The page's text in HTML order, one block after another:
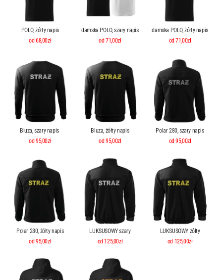
POLO, żółty napis
od 68,00zł
damska POLO, szary napis
od 71,00zł
damska POLO, żółty napis
od 71,00zł
Bluza, szary napis
od 95,00zł
Bluza, żółty napis
od 95,00zł
Polar 280, szary napis
od 95,00zł
Polar 280, żółty napis
od 95,00zł
LUKSUSOWY szary
od 125,00zł
LUKSUSOWY żółty
od 125,00zł